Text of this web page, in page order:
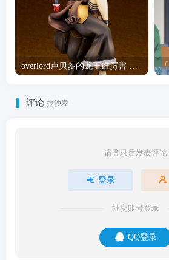
评论 抢沙发
请登录后发表评论
登录
社交账号登录
QQ登录